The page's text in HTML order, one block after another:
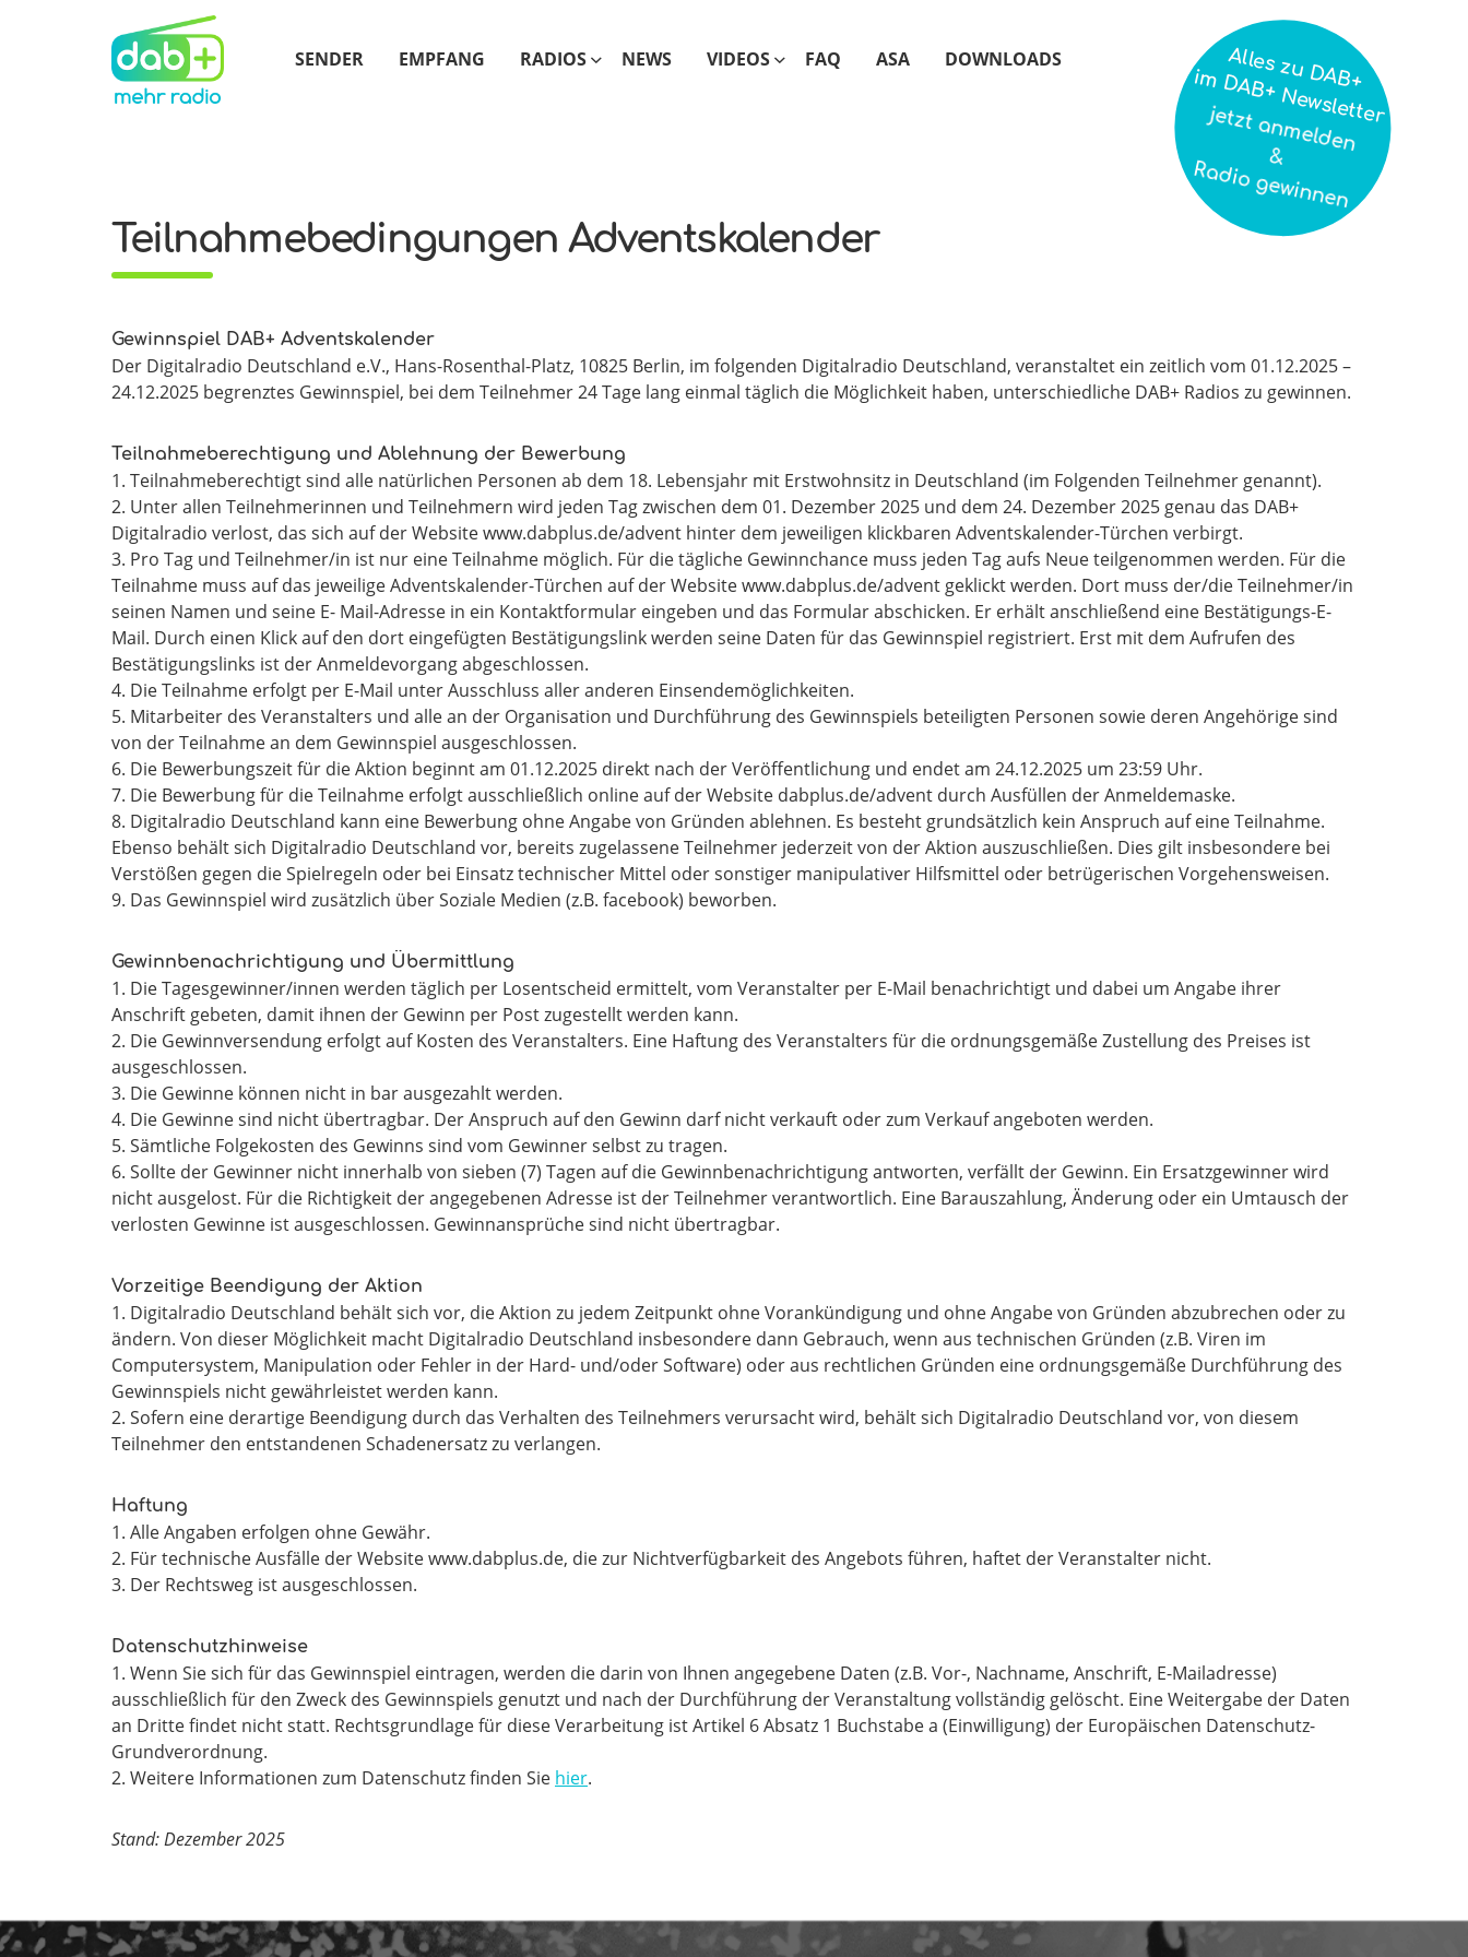
SENDER EMPFANG RADIOS NEWS VIDEOS FAQ ASA DOWNLOADS
Teilnahmebedingungen Adventskalender
Gewinnspiel DAB+ Adventskalender
Der Digitalradio Deutschland e.V., Hans-Rosenthal-Platz, 10825 Berlin, im folgenden Digitalradio Deutschland, veranstaltet ein zeitlich vom 01.12.2025 –
24.12.2025 begrenztes Gewinnspiel, bei dem Teilnehmer 24 Tage lang einmal täglich die Möglichkeit haben, unterschiedliche DAB+ Radios zu gewinnen.
Teilnahmeberechtigung und Ablehnung der Bewerbung
1. Teilnahmeberechtigt sind alle natürlichen Personen ab dem 18. Lebensjahr mit Erstwohnsitz in Deutschland (im Folgenden Teilnehmer genannt).
2. Unter allen Teilnehmerinnen und Teilnehmern wird jeden Tag zwischen dem 01. Dezember 2025 und dem 24. Dezember 2025 genau das DAB+
Digitalradio verlost, das sich auf der Website www.dabplus.de/advent hinter dem jeweiligen klickbaren Adventskalender-Türchen verbirgt.
3. Pro Tag und Teilnehmer/in ist nur eine Teilnahme möglich. Für die tägliche Gewinnchance muss jeden Tag aufs Neue teilgenommen werden. Für die
Teilnahme muss auf das jeweilige Adventskalender-Türchen auf der Website www.dabplus.de/advent geklickt werden. Dort muss der/die Teilnehmer/in
seinen Namen und seine E- Mail-Adresse in ein Kontaktformular eingeben und das Formular abschicken. Er erhält anschließend eine Bestätigungs-E-
Mail. Durch einen Klick auf den dort eingefügten Bestätigungslink werden seine Daten für das Gewinnspiel registriert. Erst mit dem Aufrufen des
Bestätigungslinks ist der Anmeldevorgang abgeschlossen.
4. Die Teilnahme erfolgt per E-Mail unter Ausschluss aller anderen Einsendemöglichkeiten.
5. Mitarbeiter des Veranstalters und alle an der Organisation und Durchführung des Gewinnspiels beteiligten Personen sowie deren Angehörige sind
von der Teilnahme an dem Gewinnspiel ausgeschlossen.
6. Die Bewerbungszeit für die Aktion beginnt am 01.12.2025 direkt nach der Veröffentlichung und endet am 24.12.2025 um 23:59 Uhr.
7. Die Bewerbung für die Teilnahme erfolgt ausschließlich online auf der Website dabplus.de/advent durch Ausfüllen der Anmeldemaske.
8. Digitalradio Deutschland kann eine Bewerbung ohne Angabe von Gründen ablehnen. Es besteht grundsätzlich kein Anspruch auf eine Teilnahme.
Ebenso behält sich Digitalradio Deutschland vor, bereits zugelassene Teilnehmer jederzeit von der Aktion auszuschließen. Dies gilt insbesondere bei
Verstößen gegen die Spielregeln oder bei Einsatz technischer Mittel oder sonstiger manipulativer Hilfsmittel oder betrügerischen Vorgehensweisen.
9. Das Gewinnspiel wird zusätzlich über Soziale Medien (z.B. facebook) beworben.
Gewinnbenachrichtigung und Übermittlung
1. Die Tagesgewinner/innen werden täglich per Losentscheid ermittelt, vom Veranstalter per E-Mail benachrichtigt und dabei um Angabe ihrer
Anschrift gebeten, damit ihnen der Gewinn per Post zugestellt werden kann.
2. Die Gewinnversendung erfolgt auf Kosten des Veranstalters. Eine Haftung des Veranstalters für die ordnungsgemäße Zustellung des Preises ist
ausgeschlossen.
3. Die Gewinne können nicht in bar ausgezahlt werden.
4. Die Gewinne sind nicht übertragbar. Der Anspruch auf den Gewinn darf nicht verkauft oder zum Verkauf angeboten werden.
5. Sämtliche Folgekosten des Gewinns sind vom Gewinner selbst zu tragen.
6. Sollte der Gewinner nicht innerhalb von sieben (7) Tagen auf die Gewinnbenachrichtigung antworten, verfällt der Gewinn. Ein Ersatzgewinner wird
nicht ausgelost. Für die Richtigkeit der angegebenen Adresse ist der Teilnehmer verantwortlich. Eine Barauszahlung, Änderung oder ein Umtausch der
verlosten Gewinne ist ausgeschlossen. Gewinnansprüche sind nicht übertragbar.
Vorzeitige Beendigung der Aktion
1. Digitalradio Deutschland behält sich vor, die Aktion zu jedem Zeitpunkt ohne Vorankündigung und ohne Angabe von Gründen abzubrechen oder zu
ändern. Von dieser Möglichkeit macht Digitalradio Deutschland insbesondere dann Gebrauch, wenn aus technischen Gründen (z.B. Viren im
Computersystem, Manipulation oder Fehler in der Hard- und/oder Software) oder aus rechtlichen Gründen eine ordnungsgemäße Durchführung des
Gewinnspiels nicht gewährleistet werden kann.
2. Sofern eine derartige Beendigung durch das Verhalten des Teilnehmers verursacht wird, behält sich Digitalradio Deutschland vor, von diesem
Teilnehmer den entstandenen Schadenersatz zu verlangen.
Haftung
1. Alle Angaben erfolgen ohne Gewähr.
2. Für technische Ausfälle der Website www.dabplus.de, die zur Nichtverfügbarkeit des Angebots führen, haftet der Veranstalter nicht.
3. Der Rechtsweg ist ausgeschlossen.
Datenschutzhinweise
1. Wenn Sie sich für das Gewinnspiel eintragen, werden die darin von Ihnen angegebene Daten (z.B. Vor-, Nachname, Anschrift, E-Mailadresse)
ausschließlich für den Zweck des Gewinnspiels genutzt und nach der Durchführung der Veranstaltung vollständig gelöscht. Eine Weitergabe der Daten
an Dritte findet nicht statt. Rechtsgrundlage für diese Verarbeitung ist Artikel 6 Absatz 1 Buchstabe a (Einwilligung) der Europäischen Datenschutz-
Grundverordnung.
2. Weitere Informationen zum Datenschutz finden Sie hier.
Stand: Dezember 2025
Alles zu DAB+
im DAB+ Newsletter
jetzt anmelden
&
Radio gewinnen